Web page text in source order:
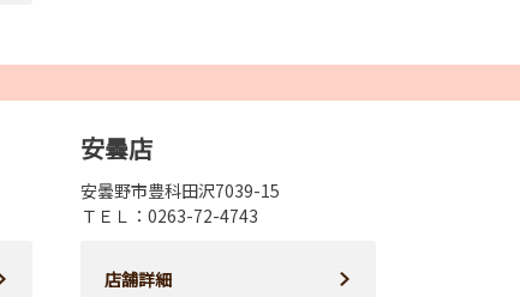
安曇店
安曇野市豊科田沢7039-15
ＴＥＬ：0263-72-4743
店舗詳細